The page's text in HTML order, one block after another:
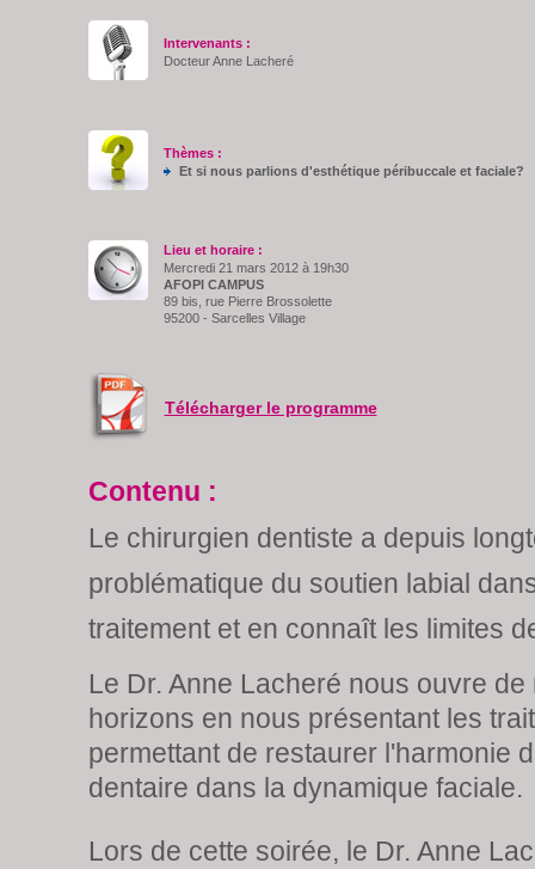
Intervenants :
Docteur Anne Lacheré
Thèmes :
Et si nous parlions d'esthétique péribuccale et faciale?
Lieu et horaire :
Mercredi 21 mars 2012 à 19h30
AFOPI CAMPUS
89 bis, rue Pierre Brossolette
95200 - Sarcelles Village
Télécharger le programme
Contenu :
Le chirurgien dentiste a depuis
problématique du soutien labial
traitement et en connaît les limites
Le Dr. Anne Lacheré nous ouvre
horizons en nous présentant les
permettant de restaurer l'harmonie
dentaire dans la dynamique faciale.
Lors de cette soirée, le Dr. Anne